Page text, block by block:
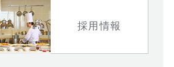
採用情報